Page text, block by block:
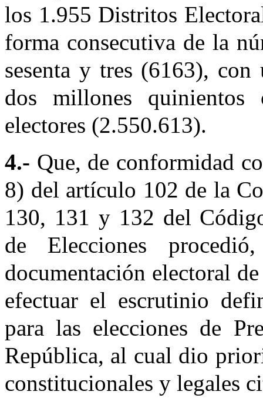
los 1.955 Distritos
forma consecutiva de la
sesenta y tres (6163),
dos millones quinientos
electores (2.550.613).
4.- Que, de conformidad
8) del artículo 102 de la
130, 131 y 132 del
de Elecciones
documentación electoral
efectuar el escrutinio
para las elecciones de
República, al cual dio
constitucionales y legales